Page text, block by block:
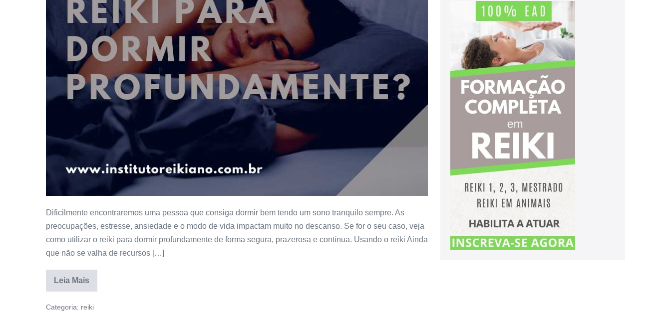
Dificilmente encontraremos uma pessoa que consiga dormir bem tendo um sono tranquilo sempre. As
preocupações, estresse, ansiedade e o modo de vida impactam muito no descanso. Se for o seu caso, veja
como utilizar o reiki para dormir profundamente de forma segura, prazerosa e contínua. Usando o reiki Ainda
que não se valha de recursos […]
Leia Mais
Categoria: reiki